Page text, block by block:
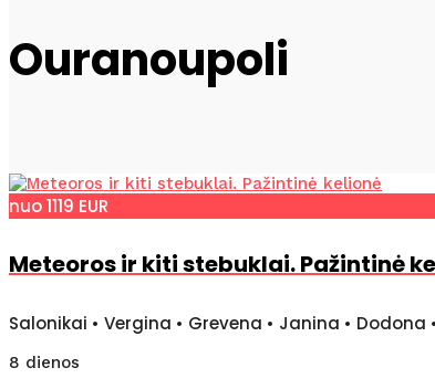
Ouranoupoli
nuo 1119 EUR
Meteoros ir kiti stebuklai. Pažintinė
Salonikai • Vergina • Grevena • Janina •
8 dienos